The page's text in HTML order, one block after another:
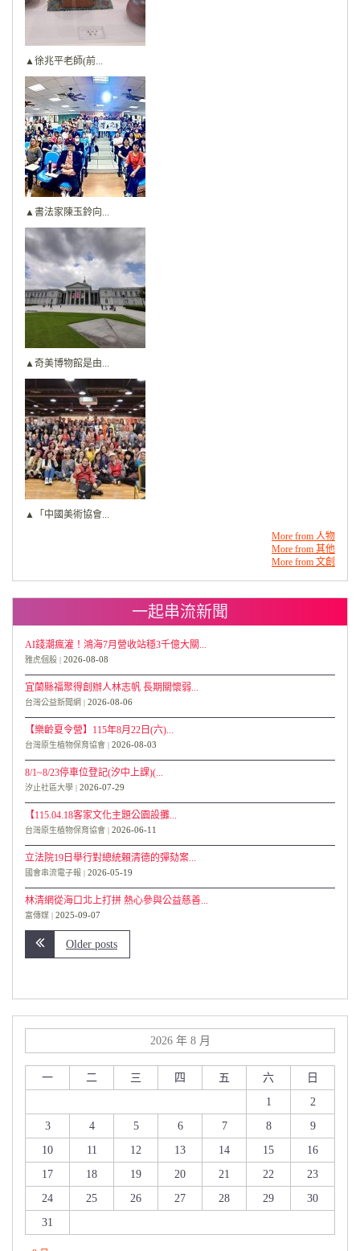
▲徐兆平老師(前...
▲書法家陳玉鈴向...
▲奇美博物館是由...
▲「中國美術協會...
More from 人物
More from 其他
More from 文創
一起串流新聞
AI錢潮瘋灌！鴻海7月營收站穩3千億大關...
雅虎個股 2026-08-08
宜蘭縣福聚得創辦人林志帆 長期關懷弱...
台灣公益新聞網 2026-08-06
【樂齡夏令營】115年8月22日(六)...
台灣原生植物保育協會 2026-08-03
8/1~8/23停車位登記(汐中上課)(...
汐止社區大學 2026-07-29
【115.04.18客家文化主題公園設攤...
台灣原生植物保育協會 2026-06-11
立法院19日舉行對總統賴清德的彈劾案...
國會串流電子報 2026-05-19
林清網從海口北上打拼 熱心參與公益慈善...
富傳媒 2025-09-07
Older posts
2026 年 8 月
一 二 三 四 五 六
日
1
2
3
4 5 6 7 8
9
10
11 12 13 14 15
16
17
18 19 20 21 22
23
24
25 26 27 28 29
30
31